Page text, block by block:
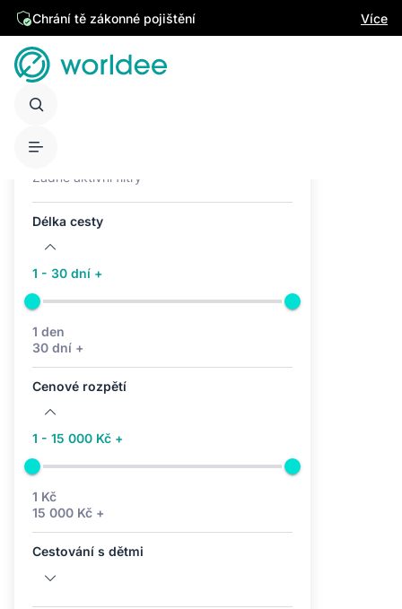
Chrání tě zákonné pojištění Více
Žádné aktivní filtry
Délka cesty
1 - 30 dní +
1 den
30 dní +
Cenové rozpětí
1 - 15 000 Kč +
1 Kč
15 000 Kč +
Cestování s dětmi